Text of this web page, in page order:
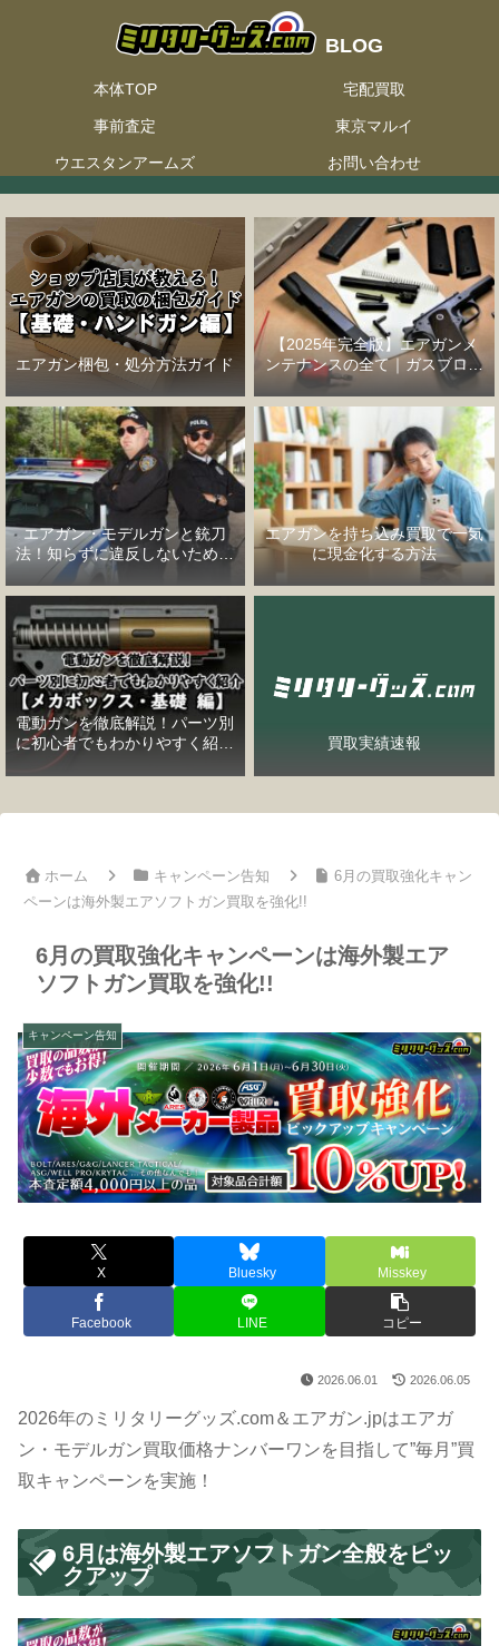
本体TOP 宅配買取
事前査定 東京マルイ
ウエスタンアームズ お問い合わせ
エアガン梱包・処分方法ガイド
【2025年完全版】エアガンメ
ンテナンスの全て｜ガスブロー
バックハンドガン編
エアガン・モデルガンと銃刀
法！知らずに違反しないための
完全ガイド
エアガンを持ち込み買取で一気
に現金化する方法
電動ガンを徹底解説！パーツ別
に初心者でもわかりやすく紹介
【メカボックス・基礎編】
買取実績速報
ホーム キャンペーン告知
6月の買取強化キャン
ペーンは海外製エアソフトガン買取を強化!!
6月の買取強化キャンペーンは海外製エア
ソフトガン買取を強化!!
キャンペーン告知
X Bluesky Misskey
Facebook LINE コピー
2026.06.01 2026.06.05
2026年のミリタリーグッズ.com＆エアガン.jpはエアガ
ン・モデルガン買取価格ナンバーワンを目指して”毎月”買
取キャンペーンを実施！
6月は海外製エアソフトガン全般をピッ
クアップ